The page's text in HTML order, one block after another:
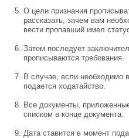
О цели признания
рассказать, зачем вам
вести пропавший имел
Затем последует
прописываются требования.
В случае, если необходимо
подается ходатайство.
Все документы,
списком в конце документа.
Дата ставится в момент